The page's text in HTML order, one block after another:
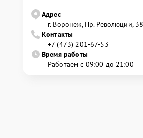
Адрес
г. Воронеж, Пр. Революции, 38
Контакты
+7 (473) 201-67-53
Время работы
Работаем с 09:00 до 21:00